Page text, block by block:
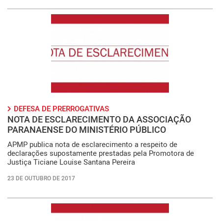
DEFESA DE PRERROGATIVAS
NOTA DE ESCLARECIMENTO DA ASSOCIAÇÃO
PARANAENSE DO MINISTÉRIO PÚBLICO
APMP publica nota de esclarecimento a respeito de
declarações supostamente prestadas pela Promotora de
Justiça Ticiane Louise Santana Pereira
23 DE OUTUBRO DE 2017